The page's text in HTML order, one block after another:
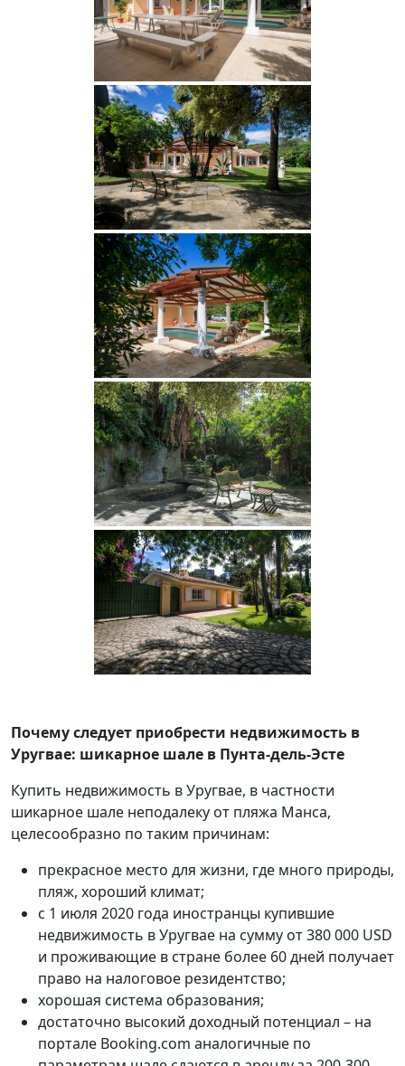
Почему следует приобрести недвижимость в
Уругвае: шикарное шале в Пунта-дель-Эсте
Купить недвижимость в Уругвае, в частности
шикарное шале неподалеку от пляжа Манса,
целесообразно по таким причинам:
прекрасное место для жизни, где много природы,
пляж, хороший климат;
с 1 июля 2020 года иностранцы купившие
недвижимость в Уругвае на сумму от 380 000 USD
и проживающие в стране более 60 дней получает
право на налоговое резидентство;
хорошая система образования;
достаточно высокий доходный потенциал – на
портале Booking.com аналогичные по